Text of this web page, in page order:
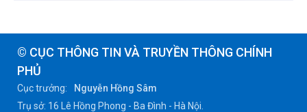
© CỤC THÔNG TIN VÀ TRUYỀN THÔNG CHÍNH
PHỦ
Cục trưởng:
Nguyễn Hồng Sâm
Trụ sở: 16 Lê Hồng Phong - Ba Đình - Hà Nội.